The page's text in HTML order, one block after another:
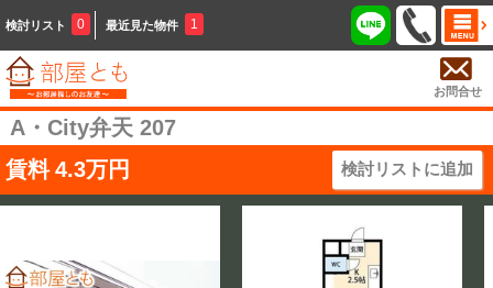
検討リスト 0 最近見た物件 1
お問合せ
A・City弁天 207
賃料 4.3万円 検討リストに追加